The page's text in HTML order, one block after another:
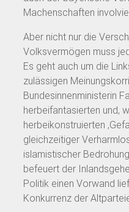
Machenschaften
Aber nicht nur die
Volksvermögen muss
Es geht auch um die
zulässigen
Bundesinnenministerin
herbeifantasierten und,
herbeikonstruierten
gleichzeitiger
islamistischer
befeuert der
Politik einen Vorwand
Konkurrenz der